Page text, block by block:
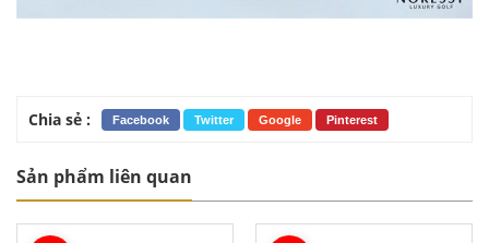
Chia sẻ : Facebook Twitter Google Pinterest
Sản phẩm liên quan